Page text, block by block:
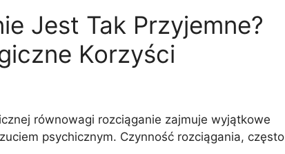
Jest Tak Przyjemne?
Korzyści
równowagi rozciąganie zajmuje wyjątkowe
psychicznym. Czynność rozciągania, często